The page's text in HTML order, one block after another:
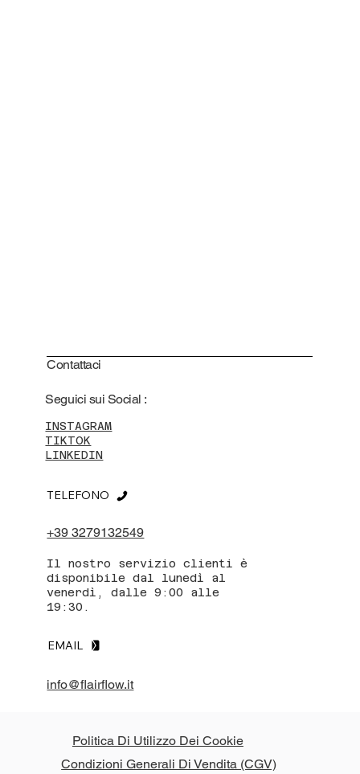
Contattaci
INSTAGRAM
TIKTOK
LINKEDIN
Seguici sui Social :
+39 3279132549
TELEFONO
Il nostro servizio clienti è
disponibile dal lunedì al
venerdì, dalle 9:00 alle
19:30.
EMAIL
info@flairflow.it
Politica Di Utilizzo Dei Cookie
Condizioni Generali Di Vendita (CGV)